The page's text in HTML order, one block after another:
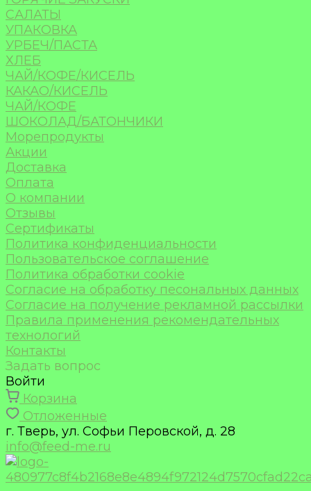
САЛАТЫ
УПАКОВКА
УРБЕЧ/ПАСТА
ХЛЕБ
ЧАЙ/КОФЕ/КИСЕЛЬ
КАКАО/КИСЕЛЬ
ЧАЙ/КОФЕ
ШОКОЛАД/БАТОНЧИКИ
Морепродукты
Акции
Доставка
Оплата
О компании
Отзывы
Сертификаты
Политика конфиденциальности
Пользовательское соглашение
Политика обработки cookie
Согласие на обработку песональных данных
Согласие на получение рекламной рассылки
Правила применения рекомендательных
технологий
Контакты
Задать вопрос
Войти
Корзина
Отложенные
г. Тверь, ул. Софьи Перовской, д. 28
info@feed-me.ru